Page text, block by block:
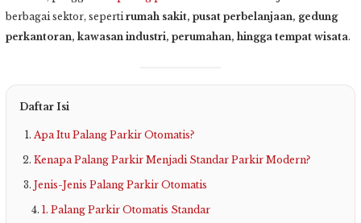
berbagai sektor, seperti rumah sakit, pusat perbelanjaan, gedung
perkantoran, kawasan industri, perumahan, hingga tempat wisata.
Daftar Isi
Apa Itu Palang Parkir Otomatis?
Kenapa Palang Parkir Menjadi Standar Parkir Modern?
Jenis-Jenis Palang Parkir Otomatis
1. Palang Parkir Otomatis Standar